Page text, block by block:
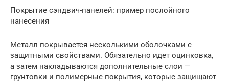
Покрытие сэндвич-панелей: пример послойного
нанесения
Металл покрывается несколькими оболочками с
защитными свойствами. Обязательно идет оцинковка,
а затем накладываются дополнительные слои —
грунтовки и полимерные покрытия, которые защищают